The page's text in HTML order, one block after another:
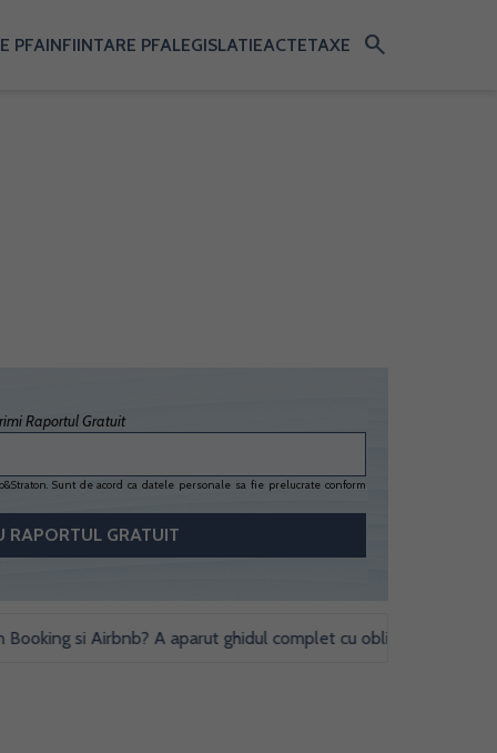
PFAINFIINTARE PFALEGISLATIEACTETAXE search
Raportul Gratuit
Sunt de acord ca datele personale sa fie prelucrate conform
si Airbnb? A aparut ghidul complet cu obligatii fiscale si studii